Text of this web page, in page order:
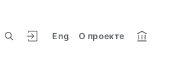
Eng О проекте